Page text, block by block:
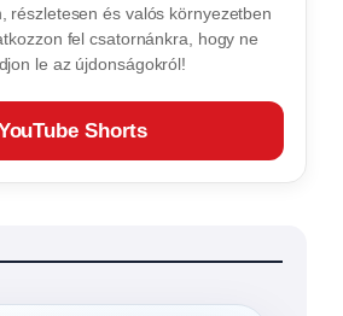
részletesen és valós környezetben
fel csatornánkra, hogy ne
le az újdonságokról!
Shorts